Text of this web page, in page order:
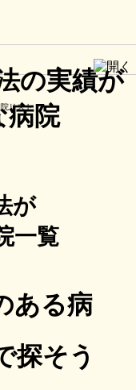
の実績が
病院
リスト
が
一覧
ある病
探そう